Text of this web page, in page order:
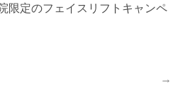
限定のフェイスリフトキャンペ
→